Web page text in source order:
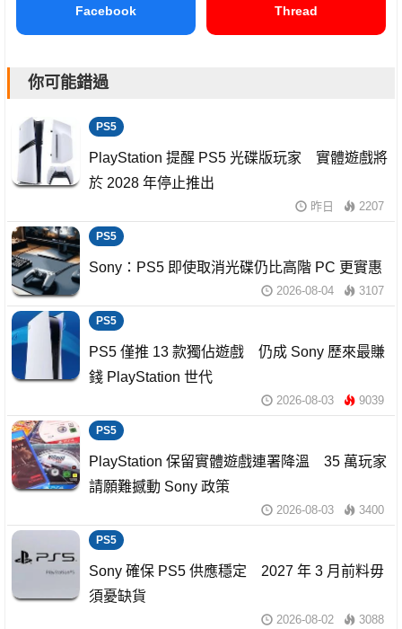
Facebook Thread
你可能錯過
PS5
PlayStation 提醒 PS5 光碟版玩家 實體遊戲將
於 2028 年停止推出
昨日 2207
PS5
Sony：PS5 即使取消光碟仍比高階 PC 更實惠
2026-08-04 3107
PS5
PS5 僅推 13 款獨佔遊戲 仍成 Sony 歷來最賺
錢 PlayStation 世代
2026-08-03 9039
PS5
PlayStation 保留實體遊戲連署降溫 35 萬玩家
請願難撼動 Sony 政策
2026-08-03 3400
PS5
Sony 確保 PS5 供應穩定 2027 年 3 月前料毋
須憂缺貨
2026-08-02 3088